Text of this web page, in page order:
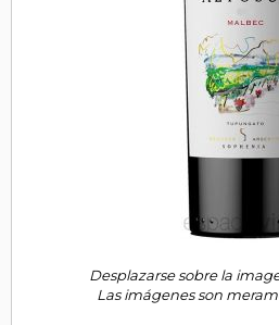
Desplazarse sobre la
Las imágenes son